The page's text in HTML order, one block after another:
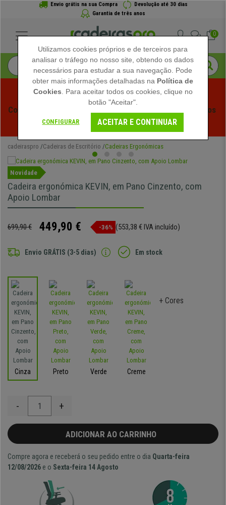
Envio grátis na sua Compra
Devolução até 30 dias
Garantia de três anos
0
Começam os Saldos de Verão em Cadeiraspro! Descontos
Exclusivos por Tempo Limitado - Ver Promoção
cadeiraspro Cadeiras de Escritório Cadeiras Ergonómicas
Novidade
Cadeira ergonómica KEVIN, em Pano Cinzento, com
Apoio Lombar
699,90 € 449,90 € -36% (553,38 € IVA incluído)
Envio GRÁTIS (3-5 dias) Em stock
Cinza Preto Verde Creme
+ Cores
- +
ADICIONAR AO CARRINHO
Compre agora e receberá o seu pedido entre o dia Quarta-feira
12/08/2026 e o Sexta-feira 14 Agosto
Utilizamos cookies próprios e de terceiros para
analisar o tráfego no nosso site, obtendo os dados
necessários para estudar a sua navegação. Pode
obter mais informações detalhadas na Política de
Cookies . Para aceitar todos os cookies, clique no
botão "Aceitar".
CONFIGURAR ACEITAR E CONTINUAR